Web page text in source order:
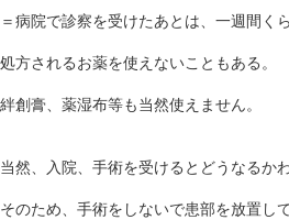
＝病院で診察を受けたあとは、一週間く
処方されるお薬を使えないこともある。
絆創膏、薬湿布等も当然使えません。
当然、入院、手術を受けるとどうなるか
そのため、手術をしないで患部を放置して